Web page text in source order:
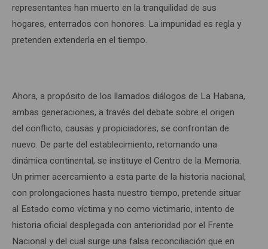
representantes han muerto en la tranquilidad de sus
hogares, enterrados con honores. La impunidad es regla y
pretenden extenderla en el tiempo.
Ahora, a propósito de los llamados diálogos de La Habana,
ambas generaciones, a través del debate sobre el origen
del conflicto, causas y propiciadores, se confrontan de
nuevo. De parte del establecimiento, retomando una
dinámica continental, se instituye el Centro de la Memoria.
Un primer acercamiento a esta parte de la historia nacional,
con prolongaciones hasta nuestro tiempo, pretende situar
al Estado como víctima y no como victimario, intento de
historia oficial desplegada con anterioridad por el Frente
Nacional y del cual surge una falsa reconciliación que en